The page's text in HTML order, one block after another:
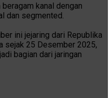
kanal dengan
dan segmented.
ini jejaring dari Republika
sejak 25 Desember 2025,
bagian dari jaringan